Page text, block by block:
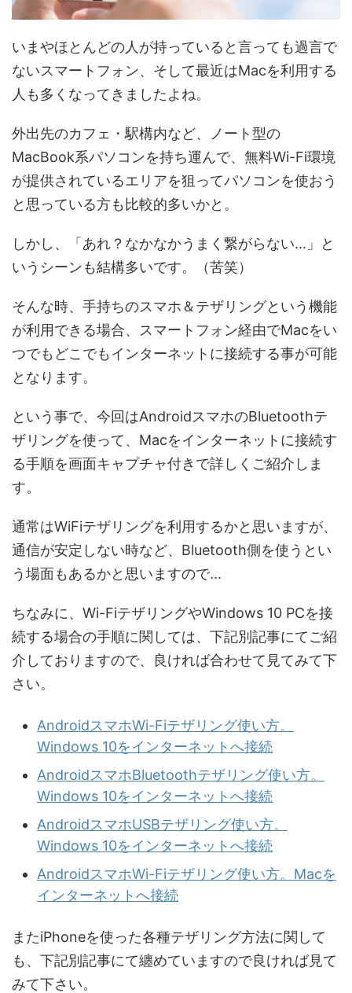
いまやほとんどの人が持っていると言っても過言で
ないスマートフォン、そして最近はMacを利用する
人も多くなってきましたよね。
外出先のカフェ・駅構内など、ノート型の
MacBook系パソコンを持ち運んで、無料Wi-Fi環境
が提供されているエリアを狙ってパソコンを使おう
と思っている方も比較的多いかと。
しかし、「あれ？なかなかうまく繋がらない...」と
いうシーンも結構多いです。（苦笑）
そんな時、手持ちのスマホ＆テザリングという機能
が利用できる場合、スマートフォン経由でMacをい
つでもどこでもインターネットに接続する事が可能
となります。
という事で、今回はAndroidスマホのBluetoothテ
ザリングを使って、Macをインターネットに接続す
る手順を画面キャプチャ付きで詳しくご紹介しま
す。
通常はWiFiテザリングを利用するかと思いますが、
通信が安定しない時など、Bluetooth側を使うとい
う場面もあるかと思いますので...
ちなみに、Wi-FiテザリングやWindows 10 PCを接
続する場合の手順に関しては、下記別記事にてご紹
介しておりますので、良ければ合わせて見てみて下
さい。
AndroidスマホWi-Fiテザリング使い方。
Windows 10をインターネットへ接続
AndroidスマホBluetoothテザリング使い方。
Windows 10をインターネットへ接続
AndroidスマホUSBテザリング使い方。
Windows 10をインターネットへ接続
AndroidスマホWi-Fiテザリング使い方。Macを
インターネットへ接続
またiPhoneを使った各種テザリング方法に関して
も、下記別記事にて纏めていますので良ければ見て
みて下さい。